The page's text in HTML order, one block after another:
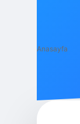
Anasayfa